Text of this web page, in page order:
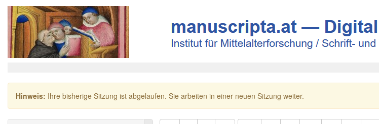
Hinweis: Ihre bisherige Sitzung ist abgelaufen. Sie arbeiten in einer neuen Sitzung weiter.